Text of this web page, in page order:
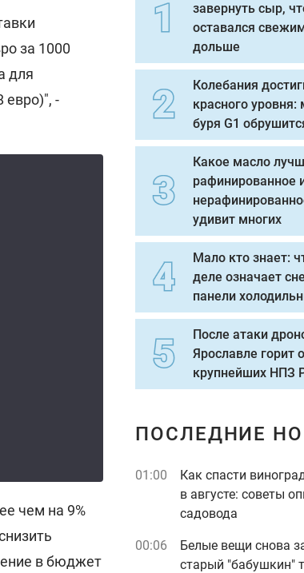
за 1000
для
евро)", -
чем на 9%
в бюджет
завернуть сыр,
оставался
дольше
Колебания
красного уровня:
буря G1
Какое масло
рафинированное
удивит многих
Мало кто знает:
деле означает
панели
После атаки
Ярославле горит
крупнейших НПЗ
ПОСЛЕДНИЕ
01:00
Как спасти
в августе: советы
садовода
00:06
Белые вещи снова
старый "бабушкин"